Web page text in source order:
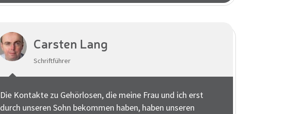
Carsten Lang
Schriftführer
Die Kontakte zu Gehörlosen, die meine Frau und ich erst
durch unseren Sohn bekommen haben, haben unseren